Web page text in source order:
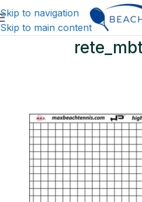
Skip to navigation
Skip to main content